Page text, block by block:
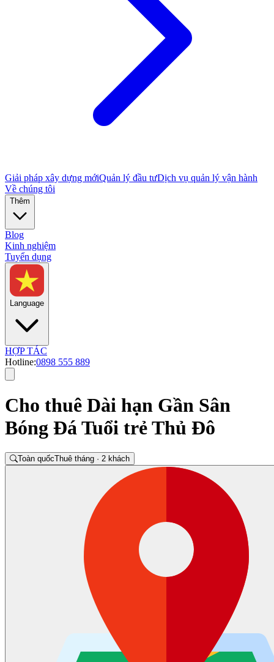
Giải pháp xây dựng mớiQuản lý đầu tưDịch vụ quản lý vận hành
Về chúng tôi
Thêm
Blog
Kinh nghiệm
Tuyển dụng
Language
HỢP TÁC
Hotline:0898 555 889
Cho thuê Dài hạn Gần Sân
Bóng Đá Tuổi trẻ Thủ Đô
Toàn quốcThuê tháng · 2 khách